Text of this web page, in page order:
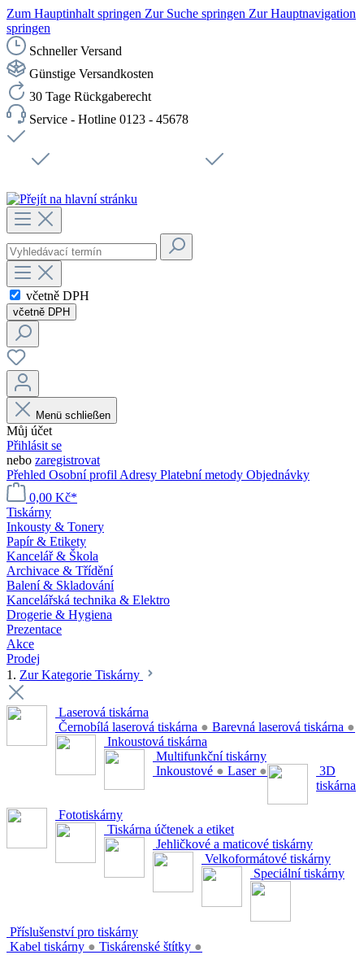
Zum Hauptinhalt springen Zur Suche springen Zur Hauptnavigation
springen
Schneller Versand
Günstige Versandkosten
30 Tage Rückgaberecht
Service - Hotline 0123 - 45678
včetně DPH
včetně DPH
Menü schließen
Můj účet
Přihlásit se
nebo zaregistrovat
Přehled Osobní profil Adresy Platební metody Objednávky
0,00 Kč*
Tiskárny
Inkousty & Tonery
Papír & Etikety
Kancelář & Škola
Archivace & Třídění
Balení & Skladování
Kancelářská technika & Elektro
Drogerie & Hygiena
Prezentace
Akce
Prodej
1. Zur Kategorie Tiskárny
Laserová tiskárna
Černobílá laserová tiskárna ● Barevná laserová tiskárna ●
Inkoustová tiskárna
Multifunkční tiskárny
Inkoustové ● Laser ●
3D
tiskárna
Fototiskárny
Tiskárna účtenek a etiket
Jehličkové a maticové tiskárny
Velkoformátové tiskárny
Speciální tiskárny
Příslušenství pro tiskárny
Kabel tiskárny ● Tiskárenské štítky ●